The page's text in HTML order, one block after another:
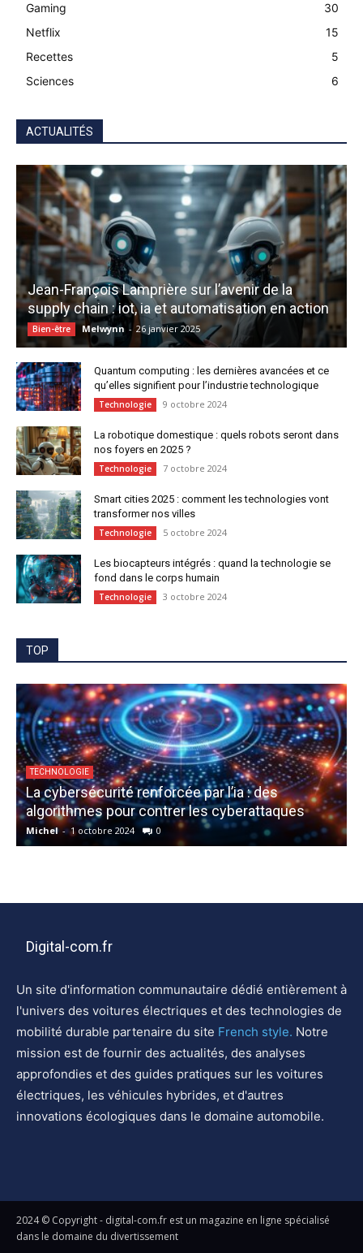
Gaming
30
Netflix
15
Recettes
5
Sciences
6
ACTUALITÉS
Jean-François Lamprière sur l’avenir de la
supply chain : iot, ia et automatisation en action
Bien-être Melwynn - 26 janvier 2025
Quantum computing : les dernières avancées et ce
qu’elles signifient pour l’industrie technologique
Technologie 9 octobre 2024
La robotique domestique : quels robots seront dans
nos foyers en 2025 ?
Technologie 7 octobre 2024
Smart cities 2025 : comment les technologies vont
transformer nos villes
Technologie 5 octobre 2024
Les biocapteurs intégrés : quand la technologie se
fond dans le corps humain
Technologie 3 octobre 2024
TOP
TECHNOLOGIE
La cybersécurité renforcée par l’ia : des
algorithmes pour contrer les cyberattaques
Michel - 1 octobre 2024 0
Digital-com.fr
Un site d'information communautaire dédié entièrement à
l'univers des voitures électriques et des technologies de
mobilité durable partenaire du site French style. Notre
mission est de fournir des actualités, des analyses
approfondies et des guides pratiques sur les voitures
électriques, les véhicules hybrides, et d'autres
innovations écologiques dans le domaine automobile.
2024 © Copyright - digital-com.fr est un magazine en ligne spécialisé
dans le domaine du divertissement